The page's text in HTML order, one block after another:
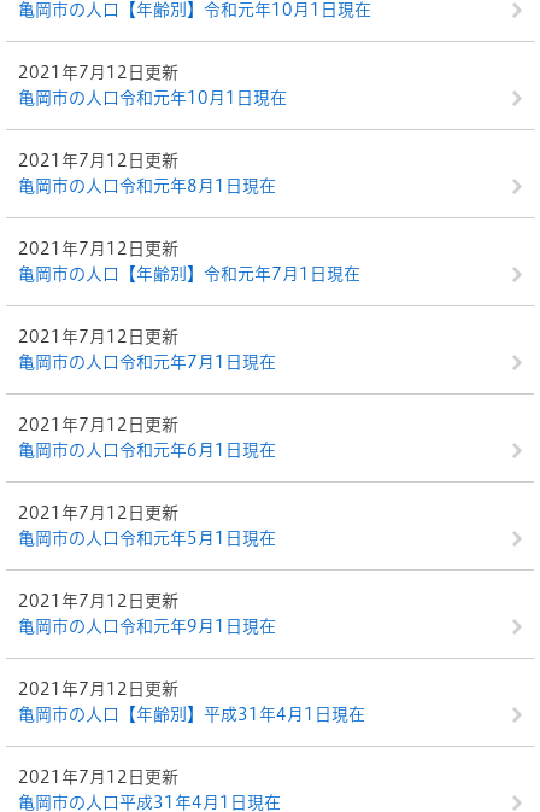
亀岡市の人口【年齢別】令和元年10月1日現在
2021年7月12日更新
亀岡市の人口令和元年10月1日現在
2021年7月12日更新
亀岡市の人口令和元年8月1日現在
2021年7月12日更新
亀岡市の人口【年齢別】令和元年7月1日現在
2021年7月12日更新
亀岡市の人口令和元年7月1日現在
2021年7月12日更新
亀岡市の人口令和元年6月1日現在
2021年7月12日更新
亀岡市の人口令和元年5月1日現在
2021年7月12日更新
亀岡市の人口令和元年9月1日現在
2021年7月12日更新
亀岡市の人口【年齢別】平成31年4月1日現在
2021年7月12日更新
亀岡市の人口平成31年4月1日現在